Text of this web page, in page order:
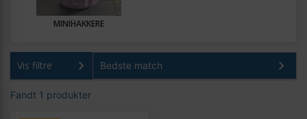
MINIHAKKERE
Vis filtre
Fandt 1 produkter